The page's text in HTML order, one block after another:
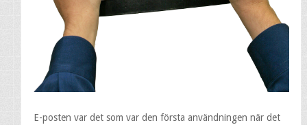
E-posten var det som var den första användningen när det